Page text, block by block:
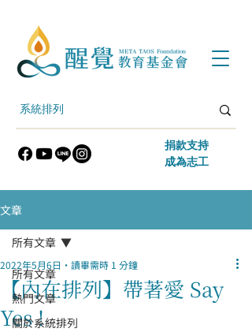
​捐款支持
​成為志工
文章
所有文章
熱門文章
關於系統排列
所有文章
【內在排列】帶著愛 Say
Yes !
2022年5月6日 讀畢需時 1 分鐘